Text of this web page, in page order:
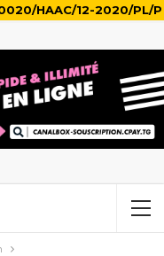
HAAC/12-2020/PL/P